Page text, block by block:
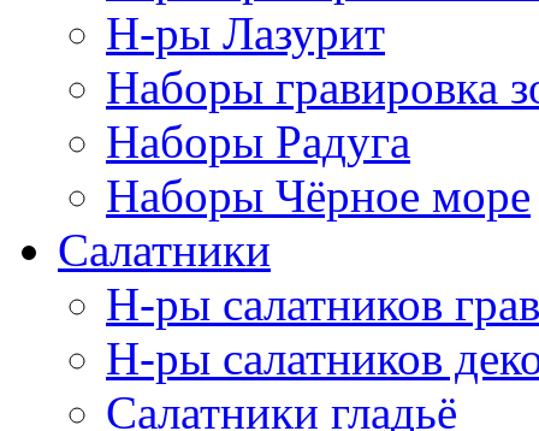
Н-ры Лазурит
Наборы гравировка
Наборы Радуга
Наборы Чёрное море
Салатники
Н-ры салатников
Н-ры салатников
Салатники гладьё